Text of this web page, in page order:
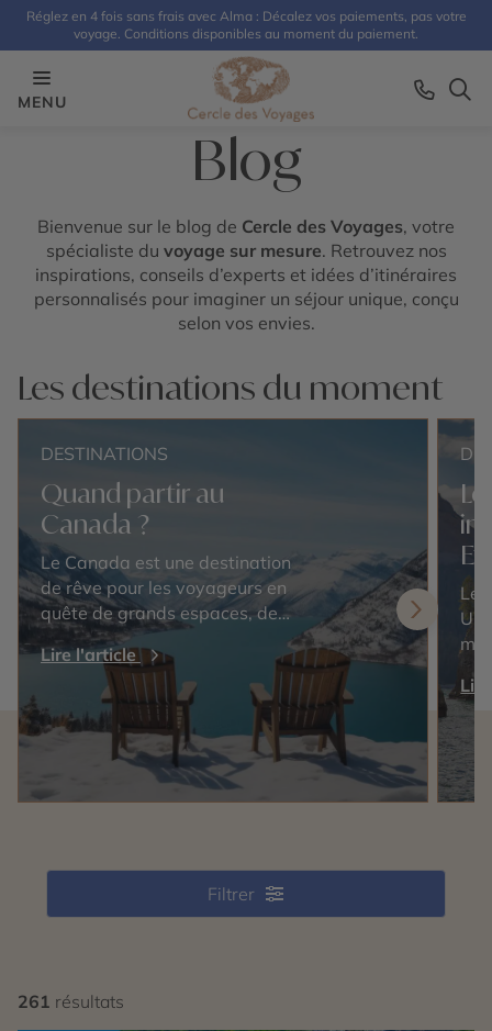
Réglez en 4 fois sans frais avec Alma : Décalez vos paiements, pas votre
voyage. Conditions disponibles au moment du paiement.
MENU
Blog
Bienvenue sur le blog de Cercle des Voyages, votre
spécialiste du voyage sur mesure. Retrouvez nos
inspirations, conseils d’experts et idées d’itinéraires
personnalisés pour imaginer un séjour unique, conçu
selon vos envies.
Les destinations du moment
DESTINATIONS
Quand partir au
Canada ?
Le Canada est une destination
de rêve pour les voyageurs en
quête de grands espaces, de
paysages époustouflants et
d'une culture riche. Cependant,
choisir la meilleure période pour
visiter ce…
Lire l'article
Filtrer
261 résultats